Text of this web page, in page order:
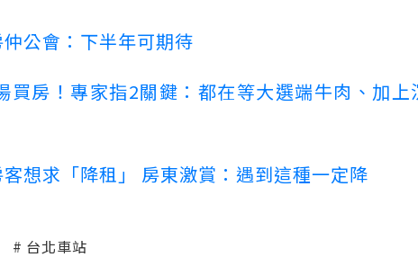
公會：下半年可期待
買房！專家指2關鍵：都在等大選端牛肉、加上
想求「降租」 房東激賞：遇到這種一定降
台北車站